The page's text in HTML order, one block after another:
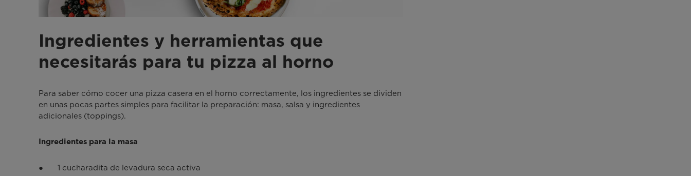
Ingredientes y herramientas que
necesitarás para tu pizza al horno
Para saber cómo cocer una pizza casera en el horno correctamente, los ingredientes se dividen
en unas pocas partes simples para facilitar la preparación: masa, salsa y ingredientes
adicionales (toppings).
Ingredientes para la masa
● 1 cucharadita de levadura seca activa